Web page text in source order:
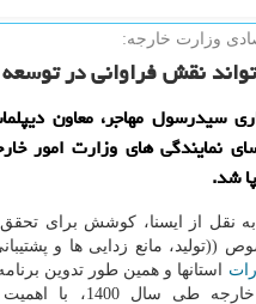
وزارت خارجه:
نقش فراوانی در
سیدرسول مهاجر، معاون
نمایندگی های وزارت امور
شد.
نقل از ایسنا، کوشش برای تحقق
مانع زدایی ها و
استانها و همین طور تدوین
دفاتر وزارت امور خارجه